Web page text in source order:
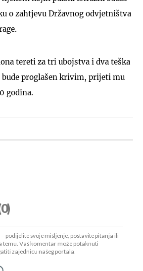
o zahtjevu Državnog odvjetništva
tereti za tri ubojstva i dva teška
proglašen krivim, prijeti mu
godina.
podijelite svoje mišljenje, postavite pitanja ili
temu. Vaš komentar može potaknuti
zajednicu našeg portala.